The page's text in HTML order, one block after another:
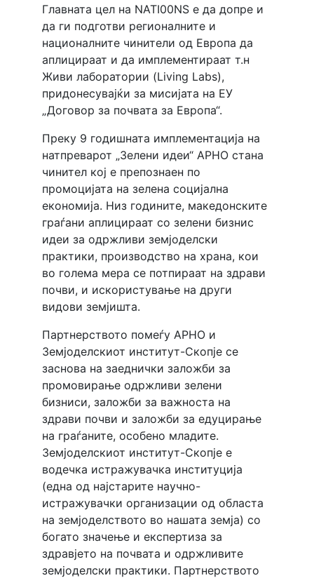
Главната цел на NATI00NS е да допре и
да ги подготви регионалните и
националните чинители од Европа да
аплицираат и да имплементираат т.н
Живи лаборатории (Living Labs),
придонесувајќи за мисијата на ЕУ
„Договор за почвата за Европа“.
Преку 9 годишната имплементација на
натпреварот „Зелени идеи“ АРНО стана
чинител кој е препознаен по
промоцијата на зелена социјална
економија. Низ годините, македонските
граѓани аплицираат со зелени бизнис
идеи за одржливи земјоделски
практики, производство на храна, кои
во голема мера се потпираат на здрави
почви, и искористување на други
видови земјишта.
Партнерството помеѓу АРНО и
Земјоделскиот институт-Скопје се
заснова на заеднички заложби за
промовирање одржливи зелени
бизниси, заложби за важноста на
здрави почви и заложби за едуцирање
на граѓаните, особено младите.
Земјоделскиот институт-Скопје е
водечка истражувачка институција
(една од најстарите научно-
истражувачки организации од областа
на земјоделството во нашата земја) со
богато значење и експертиза за
здравјето на почвата и одржливите
земјоделски практики. Партнерството